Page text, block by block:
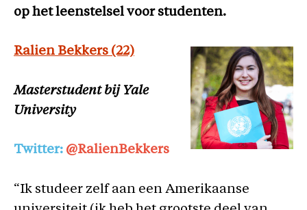
op het leenstelsel voor studenten.
Ralien Bekkers (22)
Masterstudent bij Yale
University
Twitter: @RalienBekkers
“Ik studeer zelf aan een Amerikaanse